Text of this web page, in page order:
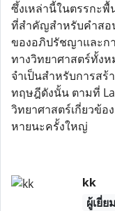
ซึ้งเหล่านี้ในตรรกะ
ที่สำคัญสำหรับคำสอ
ของอภิปรัชญาและก
ทางวิทยาศาสตร์ทั้ง
จำเป็นสำหรับการส
ทฤษฎีดังนั้น ตามที่
วิทยาศาสตร์เกี่ยวข้
หายนะครั้งใหญ่
kk
ผู้เยี่